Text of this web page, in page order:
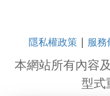
隱私權政策| 服務
本網站所有內容
型式